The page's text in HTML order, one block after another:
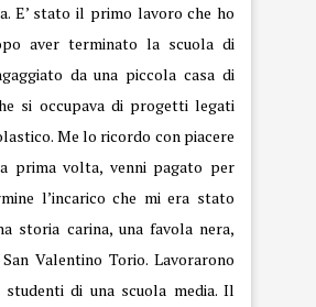
E’ stato il primo lavoro che ho
aver terminato la scuola di
da una piccola casa di
si occupava di progetti legati
Me lo ricordo con piacere
prima volta, venni pagato per
l’incarico che mi era stato
storia carina, una favola nera,
Valentino Torio. Lavorarono
di una scuola media. Il